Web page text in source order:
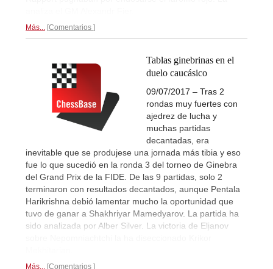
Más... Comentarios
Tablas ginebrinas en el
duelo caucásico
09/07/2017 – Tras 2
rondas muy fuertes con
ajedrez de lucha y
muchas partidas
decantadas, era
inevitable que se produjese una jornada más tibia y eso
fue lo que sucedió en la ronda 3 del torneo de Ginebra
del Grand Prix de la FIDE. De las 9 partidas, solo 2
terminaron con resultados decantados, aunque Pentala
Harikrishna debió lamentar mucho la oportunidad que
tuvo de ganar a Shakhriyar Mamedyarov. La partida ha
sido analizada por Alber Silver. La victoria de Eljanov
Más... Comentarios